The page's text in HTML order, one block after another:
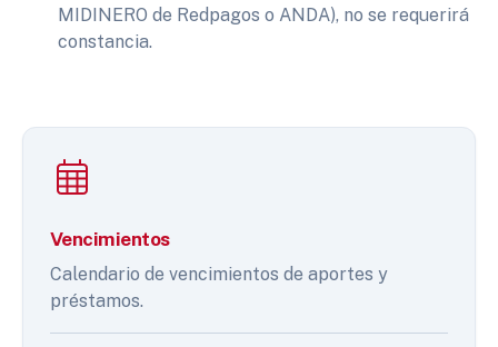
MIDINERO de Redpagos o ANDA), no se requerirá
constancia.
Vencimientos
Calendario de vencimientos de aportes y
préstamos.